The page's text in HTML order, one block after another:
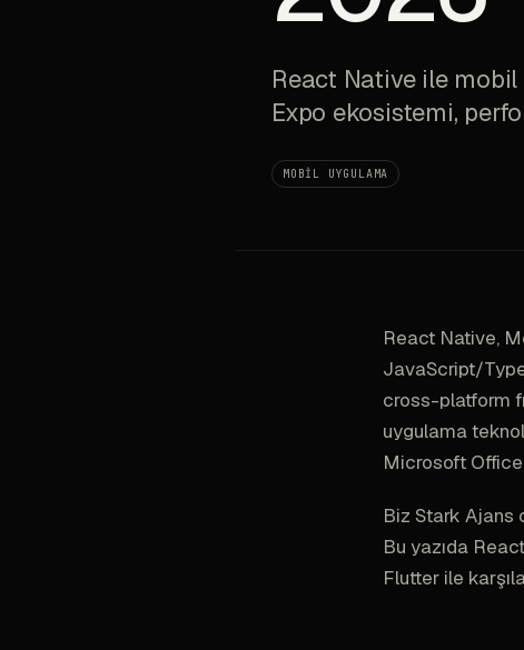
React Native ile
Expo ekosistemi,
MOBIL UYGULAMA
React Native,
JavaScript/
cross-platform
uygulama
Microsoft
Biz Stark Ajans
Bu yazıda
Flutter ile